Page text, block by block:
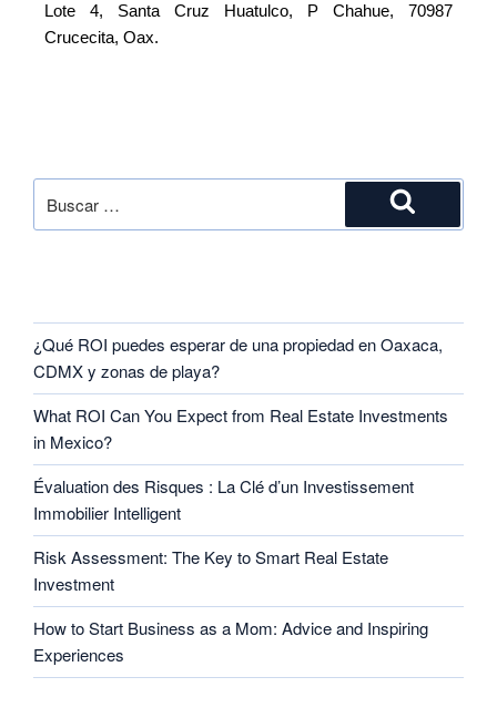
Lote 4, Santa Cruz Huatulco, P Chahue, 70987
Crucecita, Oax.
¿Qué ROI puedes esperar de una propiedad en Oaxaca,
CDMX y zonas de playa?
What ROI Can You Expect from Real Estate Investments
in Mexico?
Évaluation des Risques : La Clé d’un Investissement
Immobilier Intelligent
Risk Assessment: The Key to Smart Real Estate
Investment
How to Start Business as a Mom: Advice and Inspiring
Experiences